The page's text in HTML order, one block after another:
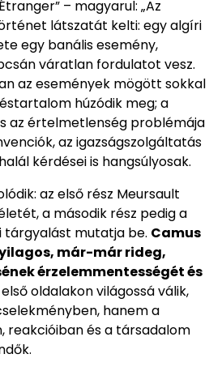
– magyarul: „Az
látszatát kelti: egy algíri
egy banális esemény,
váratlan fordulatot vesz.
az események mögött sokkal
húzódik meg; a
az értelmetlenség problémája
az igazságszolgáltatás
kérdései is hangsúlyosak.
az első rész Meursault
a második rész pedig a
tárgyalást mutatja be. Camus
már-már rideg,
érzelemmentességét és
oldalakon világossá válik,
hanem a
reakcióiban és a társadalom